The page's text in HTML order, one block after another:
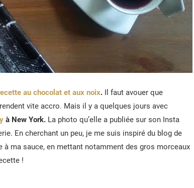
au chocolat et aux noix. Il faut avouer que
vite accro. Mais il y a quelques jours avec
à New York. La photo qu’elle a publiée sur son Insta
En cherchant un peu, je me suis inspiré du blog de
à ma sauce, en mettant notamment des gros morceaux
!